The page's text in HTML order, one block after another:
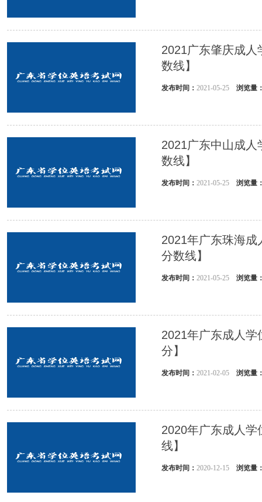
2021广东肇庆成
数线】
发布时间： 2021-05-25 浏览量
2021广东中山成
数线】
发布时间： 2021-05-25 浏览量
2021年广东珠海
分数线】
发布时间： 2021-05-25 浏览量
2021年广东成人
分】
发布时间： 2021-02-05 浏览量
2020年广东成人
线】
发布时间： 2020-12-15 浏览量